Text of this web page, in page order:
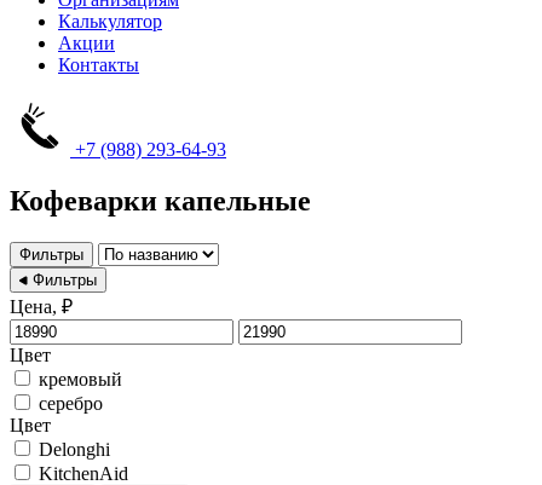
Калькулятор
Акции
Контакты
+7 (988) 293-64-93
Кофеварки капельные
Фильтры
Фильтры
Цена, ₽
Цвет
кремовый
серебро
Цвет
Delonghi
KitchenAid